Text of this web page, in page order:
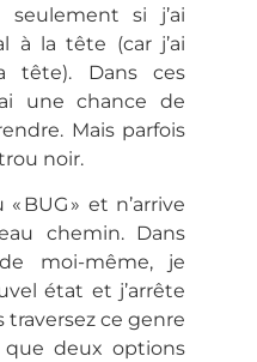
si j’ai
à la tête (car j’ai
tête). Dans ces
une chance de
Mais parfois
noir.
BUG » et n’arrive
chemin. Dans
moi-même, je
état et j’arrête
traversez ce genre
que deux options